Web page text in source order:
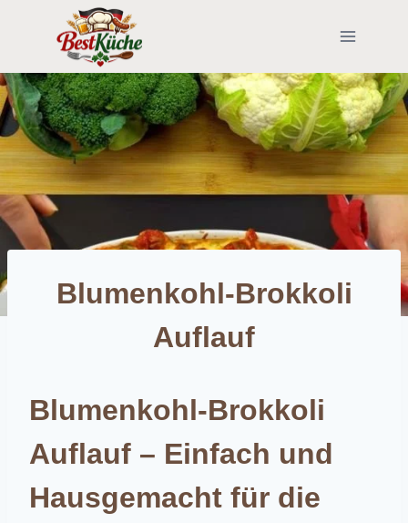
Blumenkohl-Brokkoli
Auflauf
Blumenkohl-Brokkoli
Auflauf – Einfach und
Hausgemacht für die